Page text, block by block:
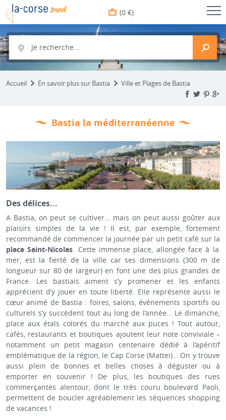
(0 €)
Je recherche...
Accueil En savoir plus sur Bastia Ville et Plages de Bastia
Bastia la méditerranéenne
Des délices...
A Bastia, on peut se cultiver… mais on peut aussi goûter aux
plaisirs simples de la vie ! Il est, par exemple, fortement
recommandé de commencer la journée par un petit café sur la
place Saint-Nicolas. Cette immense place, allongée face à la
mer, est la fierté de la ville car ses dimensions (300 m de
longueur sur 80 de largeur) en font une des plus grandes de
France. Les bastiais aiment s’y promener et les enfants
apprécient d’y jouer en toute liberté. Elle représente aussi le
cœur animé de Bastia : foires, salons, événements sportifs ou
culturels s’y succèdent tout au long de l’année… Le dimanche,
place aux étals colorés du marché aux puces ! Tout autour,
cafés, restaurants et boutiques ajoutent leur note conviviale –
notamment un petit magasin centenaire dédié à l’apéritif
emblématique de la région, le Cap Corse (Mattei)… On y trouve
aussi plein de bonnes et belles choses à déguster ou à
emporter en souvenir ! De plus, les boutiques des rues
commerçantes alentour, dont le très couru boulevard Paoli,
permettent de boucler agréablement les séquences shopping
de vacances !